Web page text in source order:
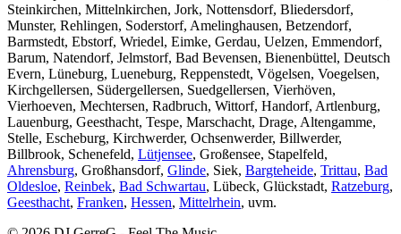
Steinkirchen, Mittelnkirchen, Jork, Nottensdorf, Bliedersdorf,
Munster, Rehlingen, Soderstorf, Amelinghausen, Betzendorf,
Barmstedt, Ebstorf, Wriedel, Eimke, Gerdau, Uelzen, Emmendorf,
Barum, Natendorf, Jelmstorf, Bad Bevensen, Bienenbüttel, Deutsch
Evern, Lüneburg, Lueneburg, Reppenstedt, Vögelsen, Voegelsen,
Kirchgellersen, Südergellersen, Suedgellersen, Vierhöven,
Vierhoeven, Mechtersen, Radbruch, Wittorf, Handorf, Artlenburg,
Lauenburg, Geesthacht, Tespe, Marschacht, Drage, Altengamme,
Stelle, Escheburg, Kirchwerder, Ochsenwerder, Billwerder,
Billbrook, Schenefeld, Lütjensee, Großensee, Stapelfeld,
Ahrensburg, Großhansdorf, Glinde, Siek, Bargteheide, Trittau, Bad
Oldesloe, Reinbek, Bad Schwartau, Lübeck, Glückstadt, Ratzeburg,
Geesthacht, Franken, Hessen, Mittelrhein, uvm.